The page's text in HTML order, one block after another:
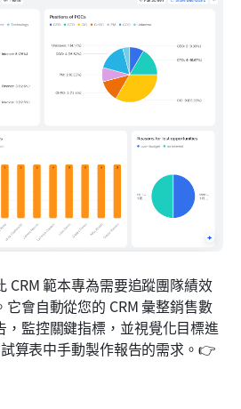
CRM 範本專為需要追蹤團隊績效
它會自動從您的 CRM 彙整銷售數
，監控關鍵指標，並視覺化目標進
算表中手動製作報告的需求。👉